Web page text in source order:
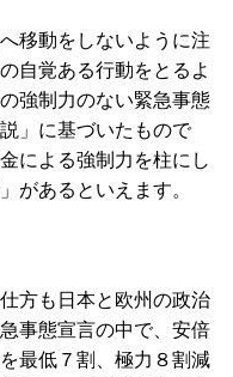
移動をしないように注
自覚ある行動をとるよ
強制力のない緊急事態
」に基づいたもので
による強制力を柱にし
があるといえます。
方も日本と欧州の政治
事態宣言の中で、安倍
最低７割、極力８割減